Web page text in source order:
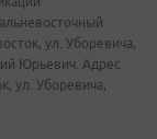
ул. Уборевича,
Юрьевич. Адрес
ул. Уборевича,